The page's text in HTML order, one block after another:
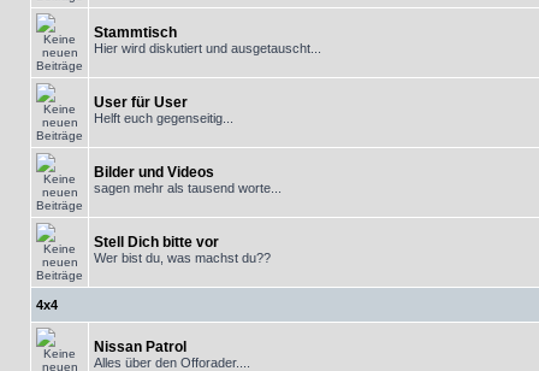
Stammtisch
Hier wird diskutiert und ausgetauscht...
User für User
Helft euch gegenseitig...
Bilder und Videos
sagen mehr als tausend worte...
Stell Dich bitte vor
Wer bist du, was machst du??
4x4
Nissan Patrol
Alles über den Offorader....